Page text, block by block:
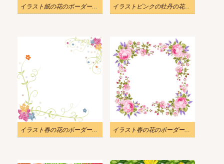
イラスト紙の花のボーダーpng イラストピンクの牡丹の花のボーダーpng
イラスト春の花のボーダーpng イラスト春の花のボーダーpng